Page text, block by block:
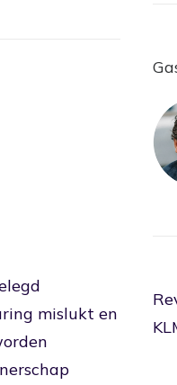
mislukt en